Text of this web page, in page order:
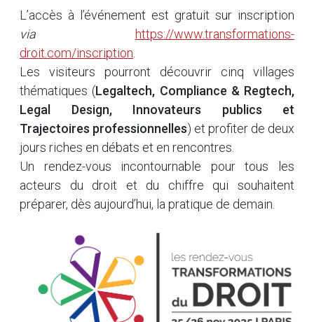
L’accès à l’événement est gratuit sur inscription
via
https://www.transformations-
droit.com/inscription
Les visiteurs pourront découvrir cinq villages
thématiques (Legaltech, Compliance & Regtech,
Legal Design, Innovateurs publics et
Trajectoires professionnelles) et profiter de deux
jours riches en débats et en rencontres.
Un rendez-vous incontournable pour tous les
acteurs du droit et du chiffre qui souhaitent
préparer, dès aujourd’hui, la pratique de demain.